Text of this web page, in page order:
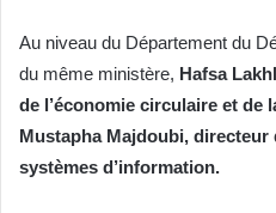
Au niveau du Département du
du même ministère, Hafsa
de l’économie circulaire et
Mustapha Majdoubi, directeur
systèmes d’information.